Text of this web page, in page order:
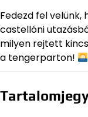
Fedezd fel
castellóni
milyen rejtett
a tengerparton!